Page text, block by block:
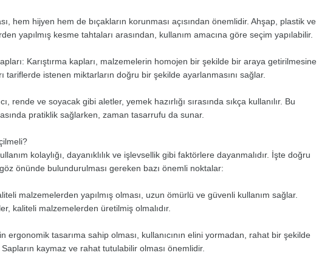
hem hijyen hem de bıçakların korunması açısından önemlidir. Ahşap, plastik ve
yapılmış kesme tahtaları arasından, kullanım amacına göre seçim yapılabilir.
Karıştırma kapları, malzemelerin homojen bir şekilde bir araya getirilmesine
tariflerde istenen miktarların doğru bir şekilde ayarlanmasını sağlar.
rende ve soyacak gibi aletler, yemek hazırlığı sırasında sıkça kullanılır. Bu
pratiklik sağlarken, zaman tasarrufu da sunar.
kolaylığı, dayanıklılık ve işlevsellik gibi faktörlere dayanmalıdır. İşte doğru
önünde bulundurulması gereken bazı önemli noktalar:
malzemelerden yapılmış olması, uzun ömürlü ve güvenli kullanım sağlar.
kaliteli malzemelerden üretilmiş olmalıdır.
ergonomik tasarıma sahip olması, kullanıcının elini yormadan, rahat bir şekilde
kaymaz ve rahat tutulabilir olması önemlidir.